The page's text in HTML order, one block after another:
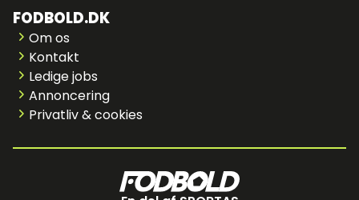
FODBOLD.DK
Om os
Kontakt
Ledige jobs
Annoncering
Privatliv & cookies